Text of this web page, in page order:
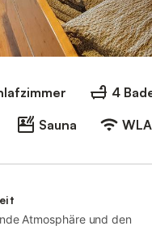
4
Sauna
Atmosphäre und den